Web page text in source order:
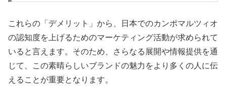
これらの「デメリット」から、日本でのカンポマルツィオ
の認知度を上げるためのマーケティング活動が求められて
いると言えます。そのため、さらなる展開や情報提供を通
じて、この素晴らしいブランドの魅力をより多くの人に伝
えることが重要となります。